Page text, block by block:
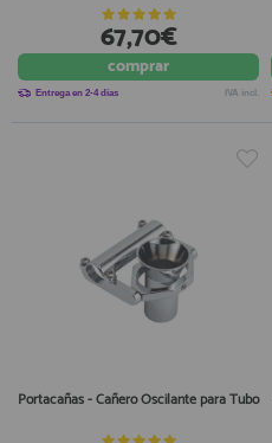
67,70€
comprar
Entrega en 2-4 días IVA incl.
Portacañas - Cañero Oscilante para Tubo